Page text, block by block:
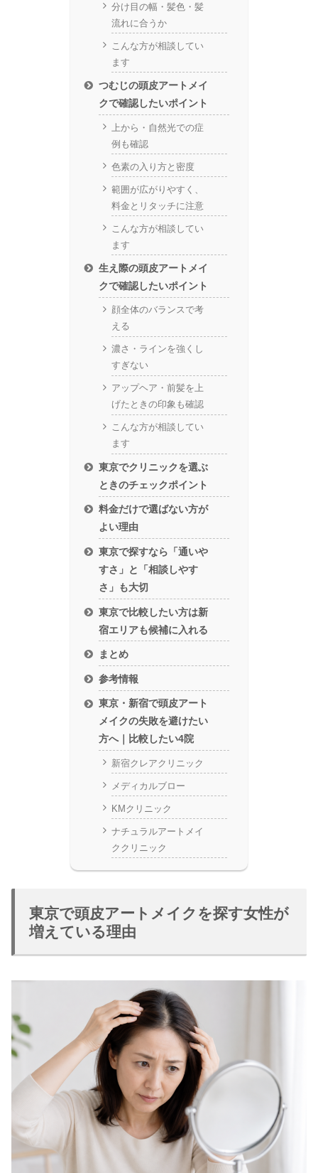
分け目の幅・髪色・髪
流れに合うか
こんな方が相談してい
ます
つむじの頭皮アートメイ
クで確認したいポイント
上から・自然光での症
例も確認
色素の入り方と密度
範囲が広がりやすく、
料金とリタッチに注意
こんな方が相談してい
ます
生え際の頭皮アートメイ
クで確認したいポイント
顔全体のバランスで考
える
濃さ・ラインを強くし
すぎない
アップヘア・前髪を上
げたときの印象も確認
こんな方が相談してい
ます
東京でクリニックを選ぶ
ときのチェックポイント
料金だけで選ばない方が
よい理由
東京で探すなら「通いや
すさ」と「相談しやす
さ」も大切
東京で比較したい方は新
宿エリアも候補に入れる
まとめ
参考情報
東京・新宿で頭皮アート
メイクの失敗を避けたい
方へ｜比較したい4院
新宿クレアクリニック
メディカルブロー
KMクリニック
ナチュラルアートメイ
ククリニック
東京で頭皮アートメイクを探す女性が
増えている理由